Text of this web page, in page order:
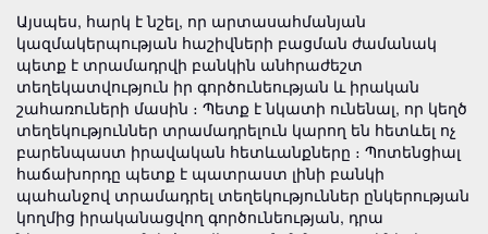
Այսպես, հարկ է նշել, որ արտասահմանյան
կազմակերպության հաշիվների բացման ժամանակ
պետք է տրամադրվի բանկին անհրաժեշտ
տեղեկատվություն իր գործունեության և իրական
շահառուների մասին ։ Պետք է նկատի ունենալ, որ կեղծ
տեղեկություններ տրամադրելուն կարող են հետևել ոչ
բարենպաստ իրավական հետևանքները ։ Պոտենցիալ
հաճախորդը պետք է պատրաստ լինի բանկի
պահանջով տրամադրել տեղեկություններ ընկերության
կողմից իրականացվող գործունեության, դրա